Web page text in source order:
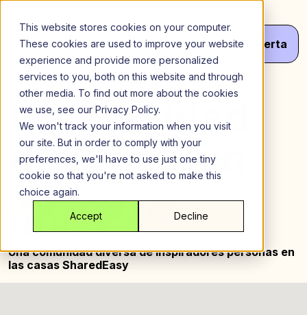
This website stores cookies on your computer.
These cookies are used to improve your website
experience and provide more personalized
services to you, both on this website and through
other media. To find out more about the cookies
we use, see our Privacy Policy.
We won't track your information when you visit
our site. But in order to comply with your
preferences, we'll have to use just one tiny
cookie so that you're not asked to make this
choice again.
Accept Decline
Saltar
contenido
Menú
¡HazTu Oferta
Universidad
de Brooklyn
Una comunidad diversa de inspiradorespersonas en
las casas SharedEasy